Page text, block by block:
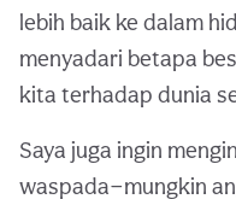
lebih baik ke dalam
menyadari betapa
kita terhadap dunia
Saya juga ingin
waspada—mungkin